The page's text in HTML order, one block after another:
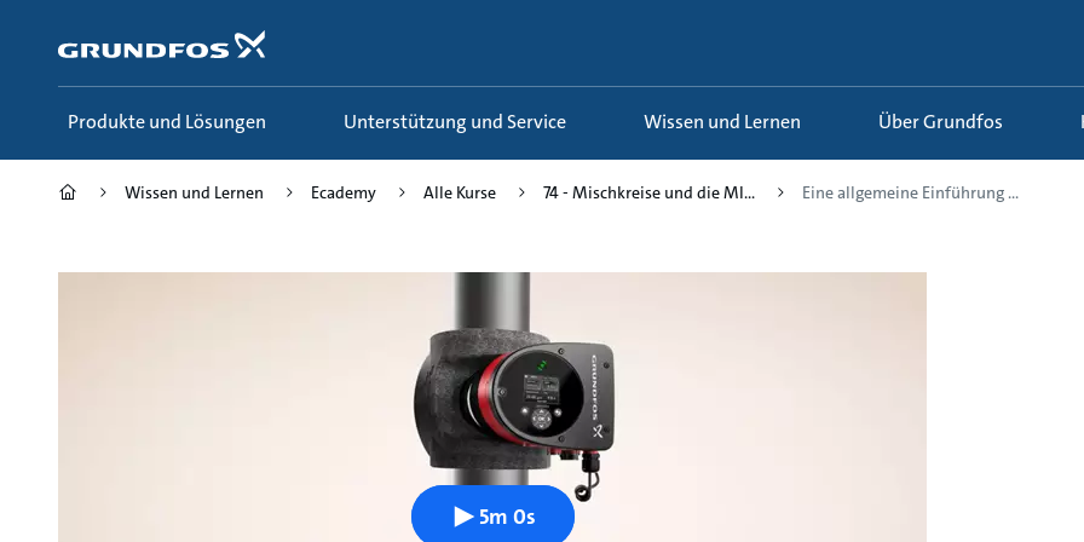
springen
Produkte und Lösungen Unterstützung und Service Wissen und Lernen Über Grundfos
Wissen und Lernen Ecademy Alle Kurse 74 - Mischkreise und die MI... Eine allgemeine Einführung ...
5m 0s